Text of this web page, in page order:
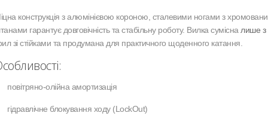
конструкція з алюмінієвою короною, сталевими ногами з
гарантує довговічність та стабільну роботу. Вилка сумісна лише з
зі стійками та продумана для практичного щоденного катання.
повітряно-олійна амортизація
гідравлічне блокування ходу (LockOut)